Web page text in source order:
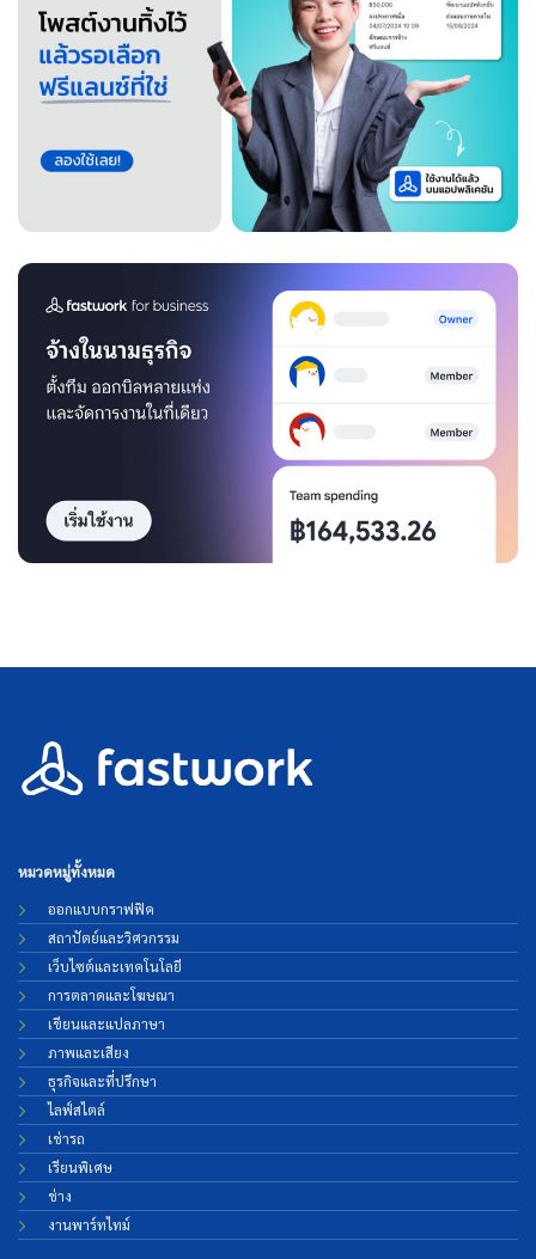
หมวดหมู่ทั้งหมด
ออกแบบกราฟฟิค
สถาปัตย์และวิศวกรรม
เว็บไซต์และเทคโนโลยี
การตลาดและโฆษณา
เขียนและแปลภาษา
ภาพและเสียง
ธุรกิจและที่ปรึกษา
ไลฟ์สไตล์
เช่ารถ
เรียนพิเศษ
ช่าง
งานพาร์ทไทม์